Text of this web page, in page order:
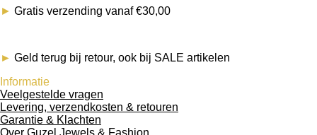
► Gratis verzending vanaf €30,00
► Geld terug bij retour, ook bij SALE artikelen
Informatie
Veelgestelde vragen
Levering, verzendkosten & retouren
Garantie & Klachten